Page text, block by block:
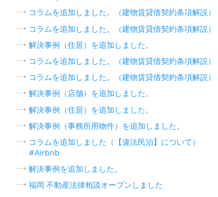
コラムを追加しました。（建物賃貸借契約条項解説）
コラムを追加しました。（建物賃貸借契約条項解説）
解決事例（住居）を追加しました。
コラムを追加しました。（建物賃貸借契約条項解説）
コラムを追加しました。（建物賃貸借契約条項解説）
解決事例（店舗）を追加しました。
解決事例（住居）を追加しました。
解決事例（事務所用物件）を追加しました。
コラムを追加しました（【違法民泊】について）
#Airbnb
解決事例を追加しました。
福岡 不動産法律相談オープンしました